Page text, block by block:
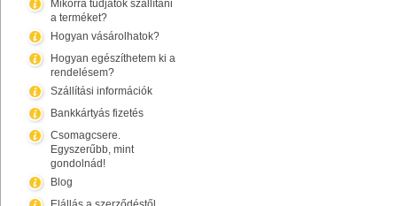
Mikorra tudjátok szállítani
a terméket?
Hogyan vásárolhatok?
Hogyan egészíthetem ki a
rendelésem?
Szállítási információk
Bankkártyás fizetés
Csomagcsere.
Egyszerűbb, mint
gondolnád!
Blog